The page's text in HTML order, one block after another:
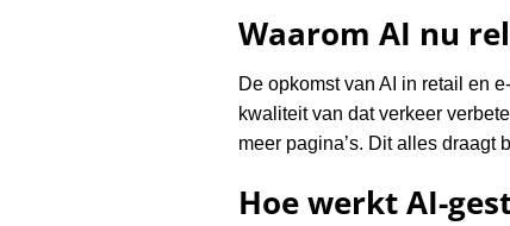
Waarom AI nu
De opkomst van AI in retail en
kwaliteit van dat verkeer
meer pagina’s. Dit alles draagt
Hoe werkt AI-